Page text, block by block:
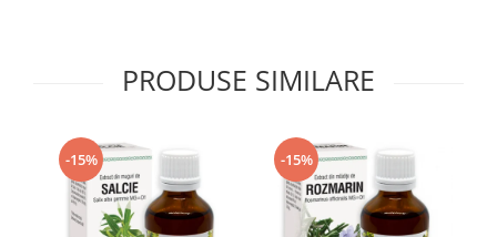
PRODUSE SIMILARE
-15% -15%